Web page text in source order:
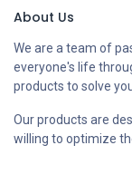
About Us
We are a team of
everyone's life
products to solve
Our products are
willing to optimize